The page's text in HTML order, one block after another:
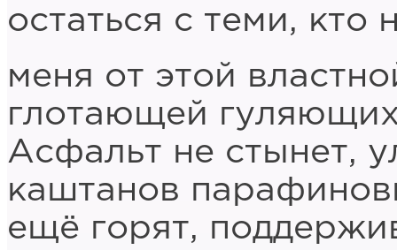
остаться с теми, кто
меня от этой
глотающей
Асфальт не стынет,
каштанов
ещё горят,